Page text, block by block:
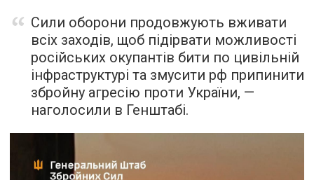
Сили оборони продовжують вживати
всіх заходів, щоб підірвати можливості
російських окупантів бити по цивільній
інфраструктурі та змусити рф припинити
збройну агресію проти України, —
наголосили в Генштабі.